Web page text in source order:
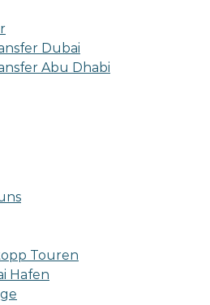
Dubai
Abu Dhabi
Touren
Hafen